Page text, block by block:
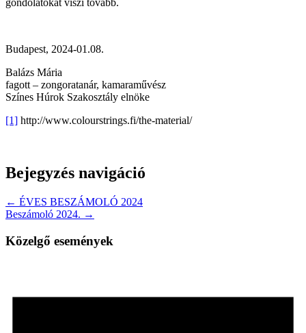
gondolatokat viszi tovább.
Budapest, 2024-01.08.
Balázs Mária
fagott – zongoratanár, kamaraművész
Színes Húrok Szakosztály elnöke
[1] http://www.colourstrings.fi/the-material/
Bejegyzés navigáció
← ÉVES BESZÁMOLÓ 2024
Beszámoló 2024. →
Közelgő események